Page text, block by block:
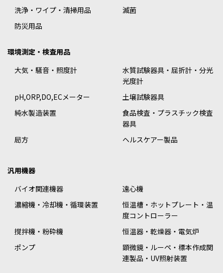
洗浄・ワイプ・清掃用品
滅菌
防災用品
環境測定・検査用品
大気・騒音・照度計
水質試験器具・屈折計・分光
光度計
pH,ORP,DO,ECメーター
土壌試験器具
純水製造装置
食品検査・プラスチック検査
器具
局方
ヘルスケアー製品
汎用機器
バイオ関連機器
遠心機
濃縮機・冷却機・循環装置
恒温槽・ホットプレート・温
度コントローラー
撹拌機・粉砕機
恒温器・乾燥器・電気炉
ポンプ
顕微鏡・ルーペ・標本作成関
連製品・UV照射装置